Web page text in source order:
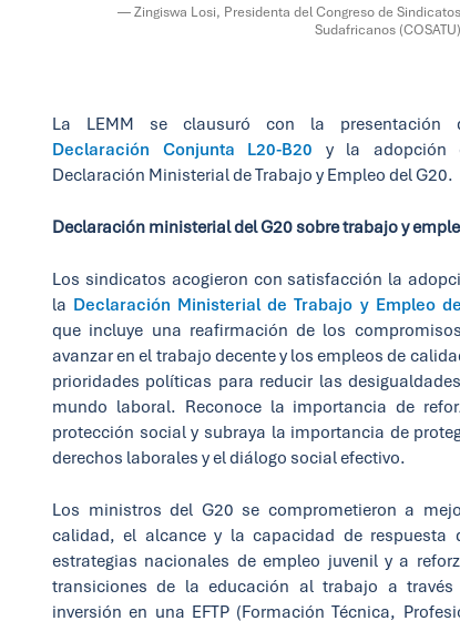
— Zingiswa Losi, Presidenta del Congreso de Sindicatos
Sudafricanos (COSATU)
La LEMM se clausuró con la presentación
Declaración Conjunta L20-B20 y la adopción
Declaración Ministerial de Trabajo y Empleo del G20.
Declaración ministerial del G20 sobre trabajo y
Los sindicatos acogieron con satisfacción la
la Declaración Ministerial de Trabajo y Empleo
que incluye una reafirmación de los
avanzar en el trabajo decente y los empleos de
prioridades políticas para reducir las
mundo laboral. Reconoce la importancia de
protección social y subraya la importancia de
derechos laborales y el diálogo social efectivo.
Los ministros del G20 se comprometieron a
calidad, el alcance y la capacidad de respuesta
estrategias nacionales de empleo juvenil y a
transiciones de la educación al trabajo a
inversión en una EFTP (Formación Técnica,